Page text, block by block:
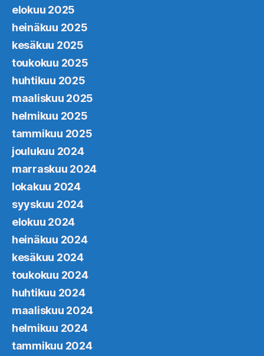
elokuu 2025
heinäkuu 2025
kesäkuu 2025
toukokuu 2025
huhtikuu 2025
maaliskuu 2025
helmikuu 2025
tammikuu 2025
joulukuu 2024
marraskuu 2024
lokakuu 2024
syyskuu 2024
elokuu 2024
heinäkuu 2024
kesäkuu 2024
toukokuu 2024
huhtikuu 2024
maaliskuu 2024
helmikuu 2024
tammikuu 2024